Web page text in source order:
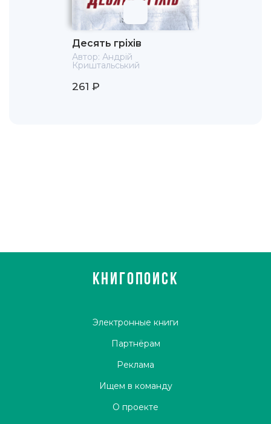
Десять гріхів
Автор: Андрій
Криштальський
261 ₽
КНИГОПОИСК
Электронные книги
Партнёрам
Реклама
Ищем в команду
О проекте